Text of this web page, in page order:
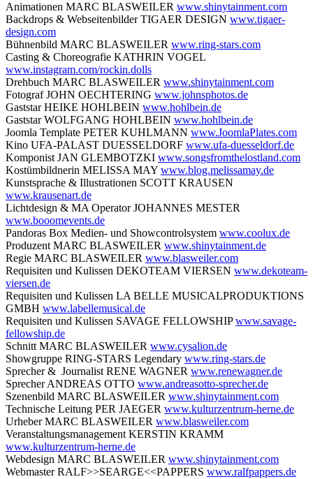
Animationen MARC BLASWEILER www.shinytainment.com
Backdrops & Webseitenbilder TIGAER DESIGN www.tigaer-
design.com
Bühnenbild MARC BLASWEILER www.ring-stars.com
Casting & Choreografie KATHRIN VOGEL
www.instagram.com/rockin.dolls
Drehbuch MARC BLASWEILER www.shinytainment.com
Fotograf JOHN OECHTERING www.johnsphotos.de
Gaststar HEIKE HOHLBEIN www.hohlbein.de
Gaststar WOLFGANG HOHLBEIN www.hohlbein.de
Joomla Template PETER KUHLMANN www.JoomlaPlates.com
Kino UFA-PALAST DUESSELDORF www.ufa-duesseldorf.de
Komponist JAN GLEMBOTZKI www.songsfromthelostland.com
Kostümbildnerin MELISSA MAY www.blog.melissamay.de
Kunstsprache & Illustrationen SCOTT KRAUSEN
www.krausenart.de
Lichtdesign & MA Operator JOHANNES MESTER
www.booomevents.de
Pandoras Box Medien- und Showcontrolsystem www.coolux.de
Produzent MARC BLASWEILER www.shinytainment.de
Regie MARC BLASWEILER www.blasweiler.com
Requisiten und Kulissen DEKOTEAM VIERSEN www.dekoteam-
viersen.de
Requisiten und Kulissen LA BELLE MUSICALPRODUKTIONS
GMBH www.labellemusical.de
Requisiten und Kulissen SAVAGE FELLOWSHIPwww.savage-
fellowship.de
Schnitt MARC BLASWEILER www.cysalion.de
Showgruppe RING-STARS Legendary www.ring-stars.de
Sprecher & Journalist RENE WAGNER www.renewagner.de
Sprecher ANDREAS OTTO www.andreasotto-sprecher.de
Szenenbild MARC BLASWEILER www.shinytainment.com
Technische Leitung PER JAEGER www.kulturzentrum-herne.de
Urheber MARC BLASWEILER www.blasweiler.com
Veranstaltungsmanagement KERSTIN KRAMM
www.kulturzentrum-herne.de
Webdesign MARC BLASWEILER www.shinytainment.com
Webmaster RALF>>SEARGE<<PAPPERS www.ralfpappers.de